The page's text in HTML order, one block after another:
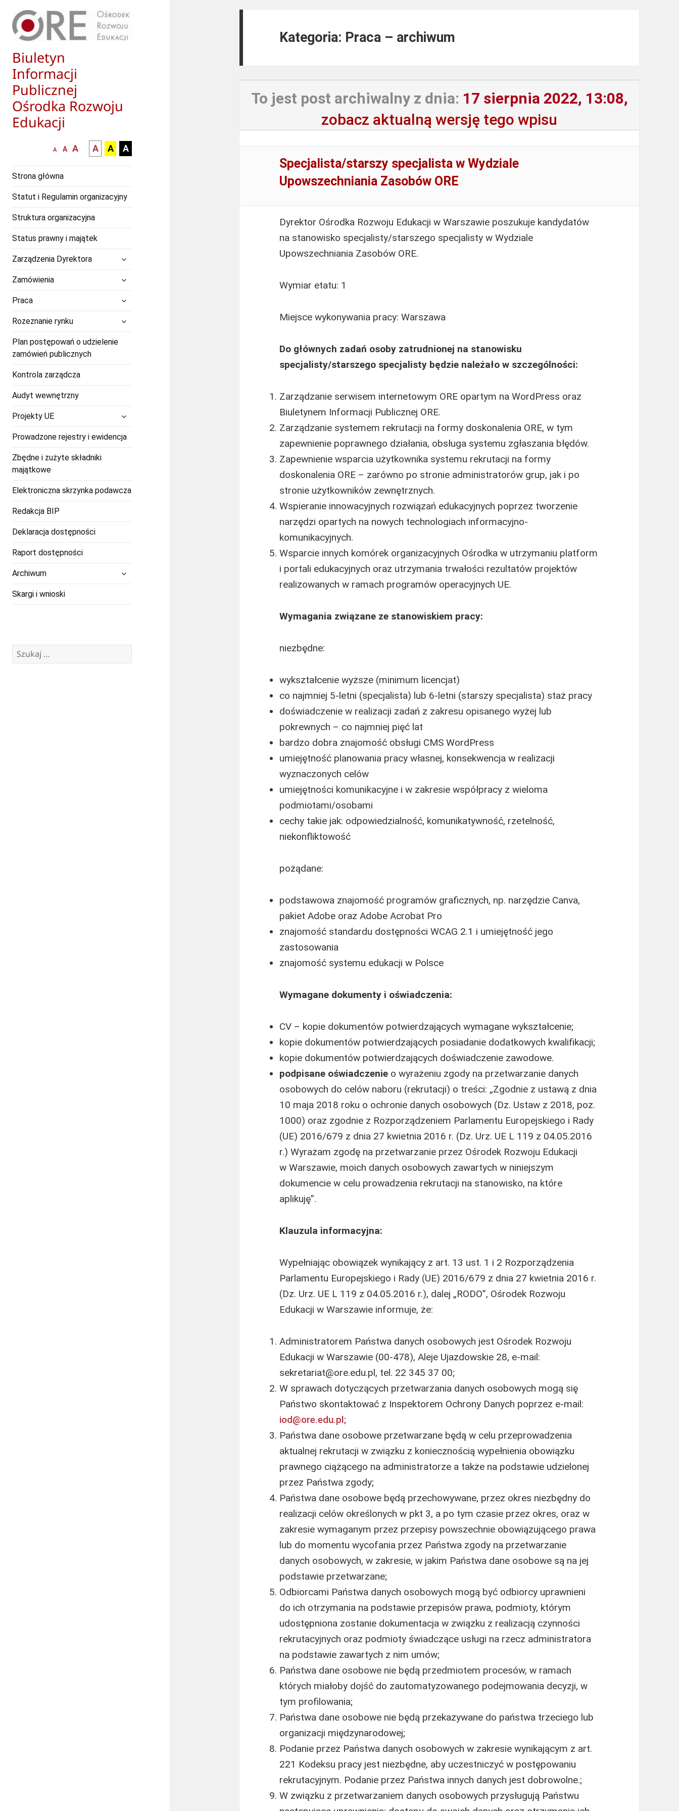
Biuletyn
Informacji
Publicznej
Ośrodka Rozwoju
Edukacji
mniejsza
A
normalna
A
większa-
czcionka
A
kontrast
czarny
białym
A
kontrast
czarny
zółtym
A
kontrast
żółty
A
Strona główna
Statut i Regulamin organizacyjny
Struktura organizacyjna
Status prawny i majątek
Zarządzenia Dyrektora
rozwiń
menu
Zamówienia
Praca
Rozeznanie rynkurozwiń
menu
potomne
Plan postępowań o udzielenie
zamówień publicznych
Kontrola zarządcza
Audyt wewnętrzny
Projekty UE
potomne
Prowadzone rejestry i ewidencja
Zbędne i zużyte składniki
majątkowe
Elektroniczna skrzynka podawcza
Redakcja BIP
Deklaracja dostępności
Raport dostępności
Archiwum
Skargi i wnioski
Szukaj:
Kategoria: Praca – archiwum
To jest post archiwalny z dnia: 17 sierpnia 2022, 13:08,
zobacz aktualną wersję tego wpisu
Specjalista/starszy specjalista w Wydziale
Upowszechniania Zasobów ORE
Dyrektor Ośrodka Rozwoju Edukacji w Warszawie poszukuje kandydatów
na stanowisko specjalisty/starszego specjalisty w Wydziale
Upowszechniania Zasobów ORE.
Wymiar etatu: 1
Miejsce wykonywania pracy: Warszawa
Do głównych zadań osoby zatrudnionej na stanowisku
specjalisty/starszego specjalisty będzie należało w szczególności:
Zarządzanie serwisem internetowym ORE opartym na WordPress oraz
Biuletynem Informacji Publicznej ORE.
Zarządzanie systemem rekrutacji na formy doskonalenia ORE, w tym
zapewnienie poprawnego działania, obsługa systemu zgłaszania błędów.
Zapewnienie wsparcia użytkownika systemu rekrutacji na formy
doskonalenia ORE – zarówno po stronie administratorów grup, jak i po
stronie użytkowników zewnętrznych.
Wspieranie innowacyjnych rozwiązań edukacyjnych poprzez tworzenie
narzędzi opartych na nowych technologiach informacyjno-
komunikacyjnych.
Wsparcie innych komórek organizacyjnych Ośrodka w utrzymaniu platform
i portali edukacyjnych oraz utrzymania trwałości rezultatów projektów
realizowanych w ramach programów operacyjnych UE.
Wymagania związane ze stanowiskiem pracy:
niezbędne:
wykształcenie wyższe (minimum licencjat)
co najmniej 5-letni (specjalista) lub 6-letni (starszy specjalista) staż pracy
doświadczenie w realizacji zadań z zakresu opisanego wyżej lub
pokrewnych – co najmniej pięć lat
bardzo dobra znajomość obsługi CMS WordPress
umiejętność planowania pracy własnej, konsekwencja w realizacji
wyznaczonych celów
umiejętności komunikacyjne i w zakresie współpracy z wieloma
podmiotami/osobami
cechy takie jak: odpowiedzialność, komunikatywność, rzetelność,
niekonfliktowość
pożądane:
podstawowa znajomość programów graficznych, np. narzędzie Canva,
pakiet Adobe oraz Adobe Acrobat Pro
znajomość standardu dostępności WCAG 2.1 i umiejętność jego
zastosowania
znajomość systemu edukacji w Polsce
Wymagane dokumenty i oświadczenia:
CV – kopie dokumentów potwierdzających wymagane wykształcenie;
kopie dokumentów potwierdzających posiadanie dodatkowych kwalifikacji;
kopie dokumentów potwierdzających doświadczenie zawodowe.
podpisane oświadczenie o wyrażeniu zgody na przetwarzanie danych
osobowych do celów naboru (rekrutacji) o treści: „Zgodnie z ustawą z dnia
10 maja 2018 roku o ochronie danych osobowych (Dz. Ustaw z 2018, poz.
1000) oraz zgodnie z Rozporządzeniem Parlamentu Europejskiego i Rady
(UE) 2016/679 z dnia 27 kwietnia 2016 r. (Dz. Urz. UE L 119 z 04.05.2016
r.) Wyrażam zgodę na przetwarzanie przez Ośrodek Rozwoju Edukacji
w Warszawie, moich danych osobowych zawartych w niniejszym
dokumencie w celu prowadzenia rekrutacji na stanowisko, na które
aplikuję”.
Klauzula informacyjna:
Wypełniając obowiązek wynikający z art. 13 ust. 1 i 2 Rozporządzenia
Parlamentu Europejskiego i Rady (UE) 2016/679 z dnia 27 kwietnia 2016 r.
(Dz. Urz. UE L 119 z 04.05.2016 r.), dalej „RODO”, Ośrodek Rozwoju
Edukacji w Warszawie informuje, że:
Administratorem Państwa danych osobowych jest Ośrodek Rozwoju
Edukacji w Warszawie (00-478), Aleje Ujazdowskie 28, e-mail:
sekretariat@ore.edu.pl, tel. 22 345 37 00;
W sprawach dotyczących przetwarzania danych osobowych mogą się
Państwo skontaktować z Inspektorem Ochrony Danych poprzez e-mail:
iod@ore.edu.pl;
Państwa dane osobowe przetwarzane będą w celu przeprowadzenia
aktualnej rekrutacji w związku z koniecznością wypełnienia obowiązku
prawnego ciążącego na administratorze a także na podstawie udzielonej
przez Państwa zgody;
Państwa dane osobowe będą przechowywane, przez okres niezbędny do
realizacji celów określonych w pkt 3, a po tym czasie przez okres, oraz w
zakresie wymaganym przez przepisy powszechnie obowiązującego prawa
lub do momentu wycofania przez Państwa zgody na przetwarzanie
danych osobowych, w zakresie, w jakim Państwa dane osobowe są na jej
podstawie przetwarzane;
Odbiorcami Państwa danych osobowych mogą być odbiorcy uprawnieni
do ich otrzymania na podstawie przepisów prawa, podmioty, którym
udostępniona zostanie dokumentacja w związku z realizacją czynności
rekrutacyjnych oraz podmioty świadczące usługi na rzecz administratora
na podstawie zawartych z nim umów;
Państwa dane osobowe nie będą przedmiotem procesów, w ramach
których miałoby dojść do zautomatyzowanego podejmowania decyzji, w
tym profilowania;
Państwa dane osobowe nie będą przekazywane do państwa trzeciego lub
organizacji międzynarodowej;
Podanie przez Państwa danych osobowych w zakresie wynikającym z art.
221 Kodeksu pracy jest niezbędne, aby uczestniczyć w postępowaniu
rekrutacyjnym. Podanie przez Państwa innych danych jest dobrowolne.;
W związku z przetwarzaniem danych osobowych przysługują Państwu